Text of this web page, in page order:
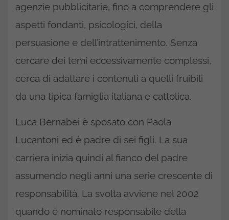
agenzie pubblicitarie, fino a comprendere gli
aspetti fondanti, psicologici, della
persuasione e dell’intrattenimento. Senza
cercare dei temi eccessivamente complessi,
cerca di adattare i contenuti a quelli fruibili
da una tipica famiglia italiana e cattolica.
Luca Bernabei è sposato con Paola
Lucantoni ed è padre di sei figli. La sua
carriera inizia quindi al fianco del padre
assumendo negli anni una serie crescente di
responsabilità. La svolta avviene nel 2002
quando è nominato responsabile della